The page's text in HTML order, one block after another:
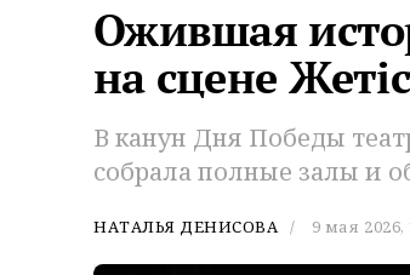
Ожившая
на сцене
В канун Дня Победы
собрала полные залы и
НАТАЛЬЯ ДЕНИСОВА 9 мая 2026,